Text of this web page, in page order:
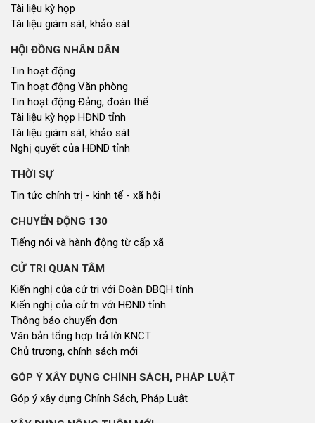
Tài liệu kỳ họp
Tài liệu giám sát, khảo sát
HỘI ĐỒNG NHÂN DÂN
Tin hoạt động
Tin hoạt động Văn phòng
Tin hoạt động Đảng, đoàn thể
Tài liệu kỳ họp HĐND tỉnh
Tài liệu giám sát, khảo sát
Nghị quyết của HĐND tỉnh
THỜI SỰ
Tin tức chính trị - kinh tế - xã hội
CHUYỂN ĐỘNG 130
Tiếng nói và hành động từ cấp xã
CỬ TRI QUAN TÂM
Kiến nghị của cử tri với Đoàn ĐBQH tỉnh
Kiến nghị của cử tri với HĐND tỉnh
Thông báo chuyển đơn
Văn bản tổng hợp trả lời KNCT
Chủ trương, chính sách mới
GÓP Ý XÂY DỰNG CHÍNH SÁCH, PHÁP LUẬT
Góp ý xây dựng Chính Sách, Pháp Luật